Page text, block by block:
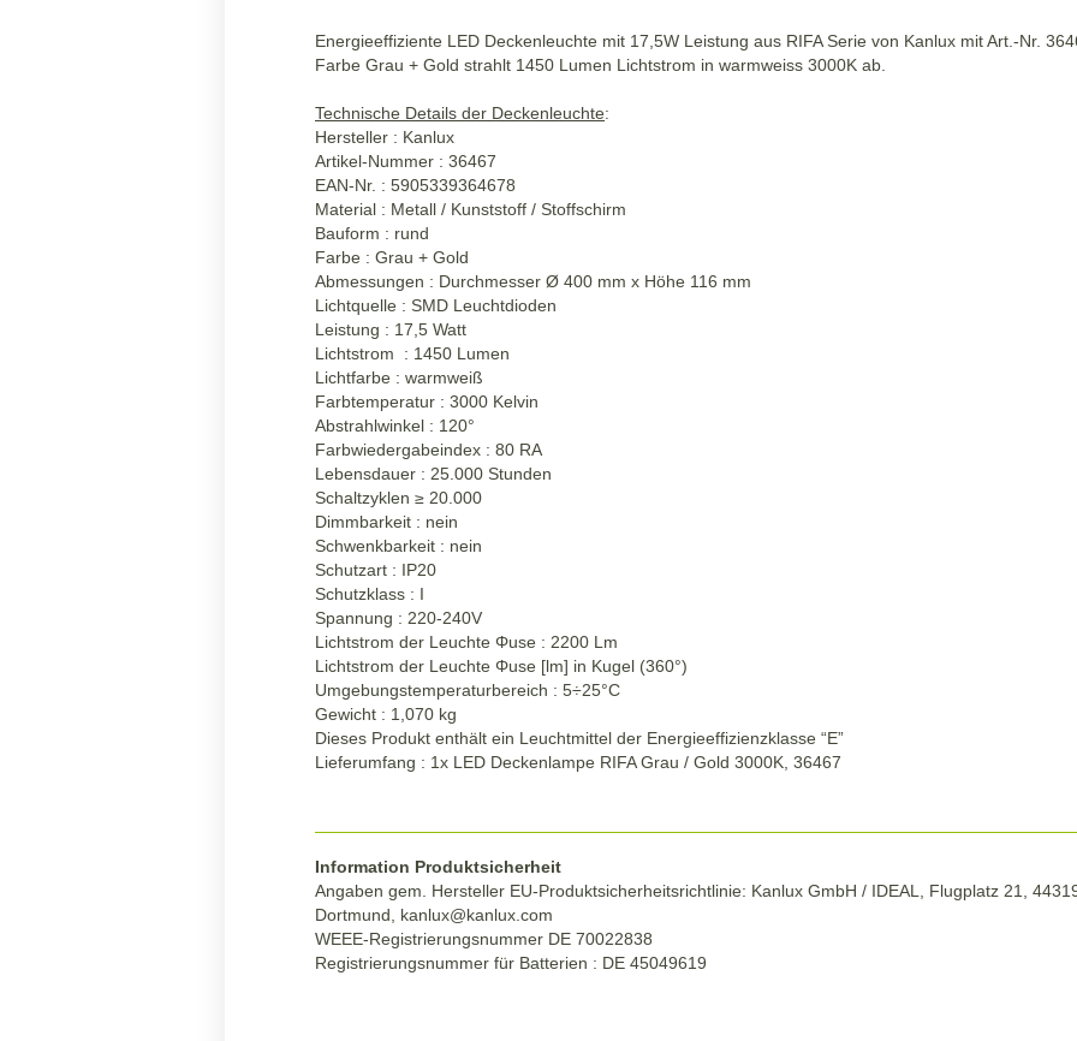
Energieeffiziente LED Deckenleuchte mit 17,5W Leistung aus RIFA Serie von Kanlux mit Art.-Nr.
Farbe Grau + Gold strahlt 1450 Lumen Lichtstrom in warmweiss 3000K ab.
Technische Details der Deckenleuchte:
Hersteller : Kanlux
Artikel-Nummer : 36467
EAN-Nr. : 5905339364678
Material : Metall / Kunststoff / Stoffschirm
Bauform : rund
Farbe : Grau + Gold
Abmessungen : Durchmesser Ø 400 mm x Höhe 116 mm
Lichtquelle : SMD Leuchtdioden
Leistung : 17,5 Watt
Lichtstrom : 1450 Lumen
Lichtfarbe : warmweiß
Farbtemperatur : 3000 Kelvin
Abstrahlwinkel : 120°
Farbwiedergabeindex : 80 RA
Lebensdauer : 25.000 Stunden
Schaltzyklen ≥ 20.000
Dimmbarkeit : nein
Schwenkbarkeit : nein
Schutzart : IP20
Schutzklass : I
Spannung : 220-240V
Lichtstrom der Leuchte Φuse : 2200 Lm
Lichtstrom der Leuchte Φuse [lm] in Kugel (360°)
Umgebungstemperaturbereich : 5÷25°C
Gewicht : 1,070 kg
Dieses Produkt enthält ein Leuchtmittel der Energieeffizienzklasse “E”
Lieferumfang : 1x LED Deckenlampe RIFA Grau / Gold 3000K, 36467
Information Produktsicherheit
Angaben gem. Hersteller EU-Produktsicherheitsrichtlinie: Kanlux GmbH / IDEAL, Flugplatz 21,
Dortmund, kanlux@kanlux.com
WEEE-Registrierungsnummer DE 70022838
Registrierungsnummer für Batterien : DE 45049619